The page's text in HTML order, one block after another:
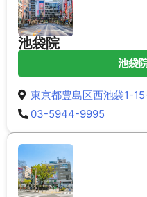
池袋院
池袋
東京都豊島区西池袋1-
03-5944-9995